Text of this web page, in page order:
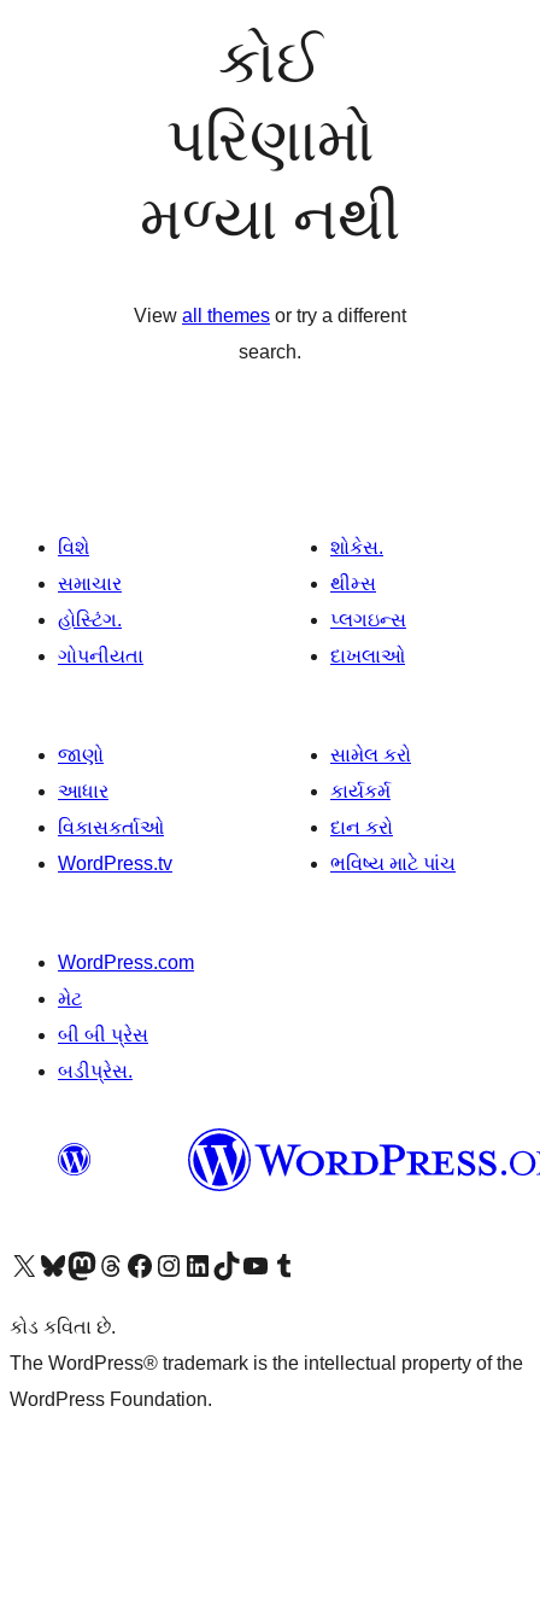
કોઈ
પરિણામો
મળ્યા નથી
View all themes or try a different
search.
વિશે
સમાચાર
હોસ્ટિંગ.
ગોપનીયતા
શોકેસ.
થીમ્સ
પ્લગઇન્સ
દાખલાઓ
જાણો
આધાર
વિકાસકર્તાઓ
WordPress.tv
સામેલ કરો
કાર્યકર્મ
દાન કરો
ભવિષ્ય માટે પાંચ
WordPress.com
મેટ
બી બી પ્રેસ
બડીપ્રેસ.
અમારા X (અગાઉ ટ્વિટર) એકાઉન્ટની મુલાકાત લોઅમારા Bluesky એકાઉન્ટની મુલાકાત લોઅમારા માસ્ટોડોન એકાઉન્ટની મુલાકાત લોઅમારા Threads એકાઉન્ટની મુલાકાત લો અમારા ફેસબુક પેજની મુલાકાત લોઅમારા ઇન્સ્ટાગ્રામ એકાઉન્ટની મુલાકાત લો અમારા LinkedIn એકાઉન્ટની મુલાકાત લોઅમારા TikTok એકાઉન્ટની મુલાકાત લોઅમારી YouTube ચેનલની મુલાકાત લો અમારા Tumblr એકાઉન્ટની મુલાકાત લો
કોડ કવિતા છે.
The WordPress® trademark is the intellectual property of the
WordPress Foundation.